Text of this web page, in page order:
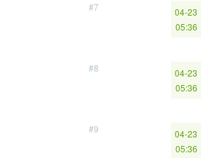
#7
04-23
05:36
#8
04-23
05:36
#9
04-23
05:36